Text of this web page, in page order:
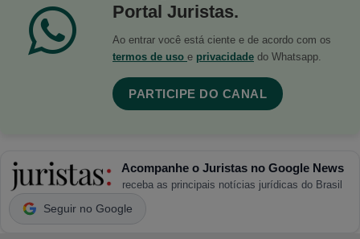
Portal Juristas.
Ao entrar você está ciente e de acordo com os
termos de uso e privacidade do Whatsapp.
PARTICIPE DO CANAL
Acompanhe o Juristas no Google News
receba as principais notícias jurídicas do Brasil
Seguir no Google